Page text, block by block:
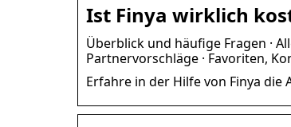
Ist Finya wirklich
Überblick und häufige Fragen ·
Partnervorschläge · Favoriten,
Erfahre in der Hilfe von Finya die